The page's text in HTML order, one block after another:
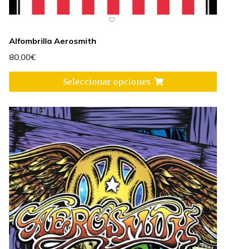
Alfombrilla Aerosmith
80,00€
Seleccionar opciones